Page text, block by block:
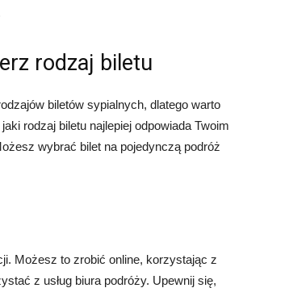
rodzaj biletu
biletów sypialnych, dlatego warto
rodzaj biletu najlepiej odpowiada Twoim
wybrać bilet na pojedynczą podróż
Możesz to zrobić online, korzystając z
z usług biura podróży. Upewnij się,